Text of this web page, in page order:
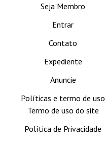
Seja Membro
Entrar
Contato
Expediente
Anuncie
Políticas e termo de uso
Termo de uso do site
Política de Privacidade